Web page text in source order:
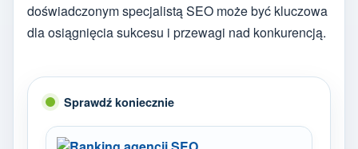
doświadczonym specjalistą SEO może być kluczowa
dla osiągnięcia sukcesu i przewagi nad konkurencją.
Sprawdź koniecznie